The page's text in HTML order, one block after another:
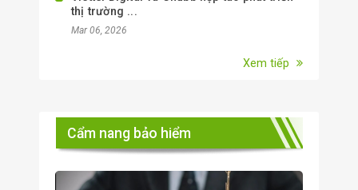
thị trường ...
Mar 06, 2026
Xem tiếp
Cẩm nang bảo hiểm